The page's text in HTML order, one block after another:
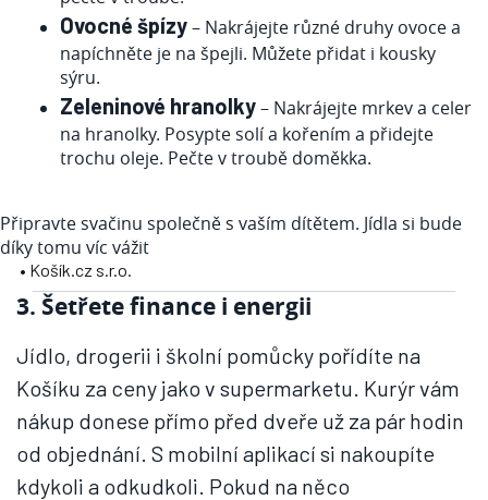
Ovocné špízy– Nakrájejte různé druhy ovoce a
napíchněte je na špejli. Můžete přidat i kousky
sýru.
Zeleninové hranolky– Nakrájejte mrkev a celer
na hranolky. Posypte solí a kořením a přidejte
trochu oleje. Pečte v troubě doměkka.
Připravte svačinu společně s vaším dítětem. Jídla si bude
díky tomu víc vážit
• Košík.cz s.r.o.
3. Šetřete finance i energii
Jídlo, drogerii i školní pomůcky pořídíte na
Košíku za ceny jako v supermarketu. Kurýr vám
nákup donese přímo před dveře už za pár hodin
od objednání. S mobilní aplikací si nakoupíte
kdykoli a odkudkoli. Pokud na něco